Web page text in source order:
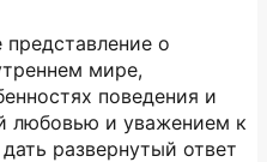
представление о
мире,
поведения и
любовью и уважением к
развернутый ответ